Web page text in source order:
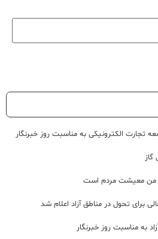
تجارت الکترونیکی به مناسبت روز خبرنگار
من معیشت مردم است
برای تحول در مناطق آزاد اعلام شد
به مناسبت روز خبرنگار